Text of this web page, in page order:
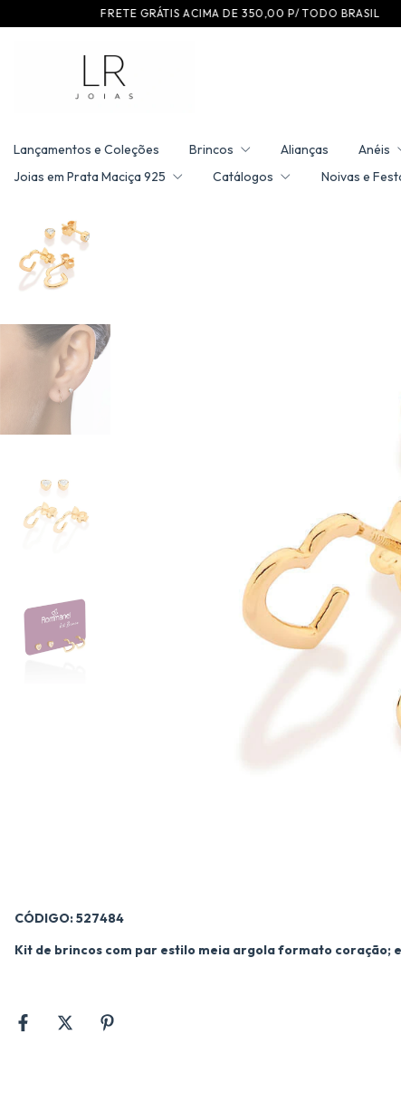
F R E T E G R ÁT I S A C I M A D E 3 5 0 ,0 0 P / T O D O B R A S I L C O M P
Lançamentos e Coleções Brincos Alianças Anéis
Joias em Prata Maciça 925
Catálogos Noivas e
CÓDIGO: 527484
Kit de brincos com par estilo meia argola formato coração;